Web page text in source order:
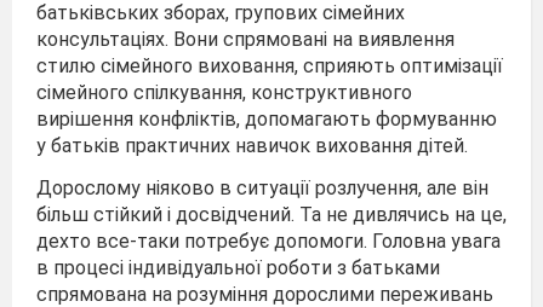
батьківських зборах, групових сімейних
консультаціях. Вони спрямовані на виявлення
стилю сімейного виховання, сприяють оптимізації
сімейного спілкування, конструктивного
вирішення конфліктів, допомагають формуванню
у батьків практичних навичок виховання дітей.
Дорослому ніяково в ситуації розлучення, але він
більш стійкий і досвідчений. Та не дивлячись на це,
дехто все-таки потребує допомоги. Головна увага
в процесі індивідуальної роботи з батьками
спрямована на розуміння дорослими переживань